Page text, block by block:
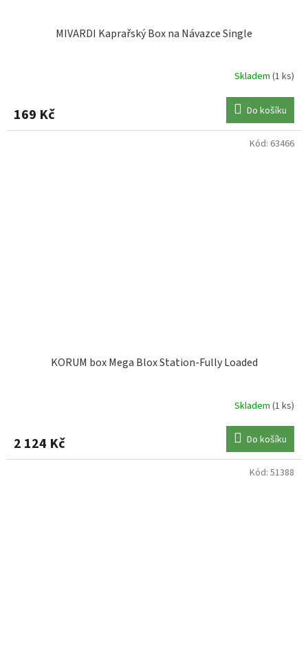
MIVARDI Kaprařský Box na Návazce Single
Skladem (1 ks)
169 Kč Do košíku
KORUM box Mega Blox Station-Fully Loaded
Skladem (1 ks)
2 124 Kč Do košíku
Kód: 63466
Kód: 51388